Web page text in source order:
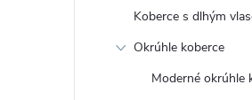
Koberce s dlhým
Okrúhle koberce
Moderné okrúhle